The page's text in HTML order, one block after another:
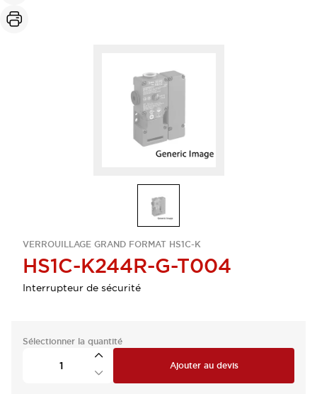
VERROUILLAGE GRAND FORMAT HS1C-K
HS1C-K244R-G-T004
Interrupteur de sécurité
Sélectionner la quantité
Ajouter au devis